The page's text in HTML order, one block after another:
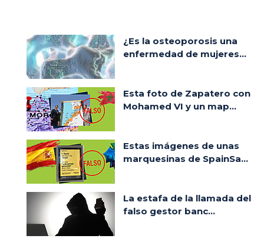
¿Es la osteoporosis una
enfermedad de mujeres...
Esta foto de Zapatero con
Mohamed VI y un map...
Estas imágenes de unas
marquesinas de SpainSa...
La estafa de la llamada del
falso gestor banc...